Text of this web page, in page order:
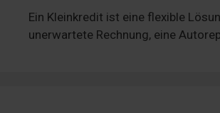
Ein Kleinkredit ist eine flexible
unerwartete Rechnung, eine